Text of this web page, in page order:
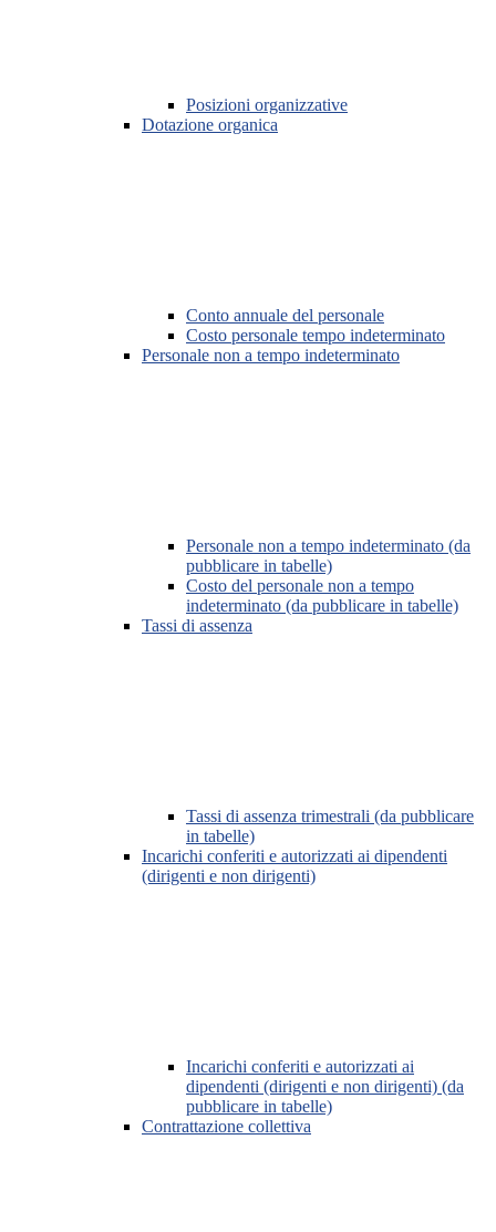
Posizioni organizzative
Dotazione organica
Conto annuale del personale
Costo personale tempo indeterminato
Personale non a tempo indeterminato
Personale non a tempo indeterminato (da
pubblicare in tabelle)
Costo del personale non a tempo
indeterminato (da pubblicare in tabelle)
Tassi di assenza
Tassi di assenza trimestrali (da pubblicare
in tabelle)
Incarichi conferiti e autorizzati ai dipendenti
(dirigenti e non dirigenti)
Incarichi conferiti e autorizzati ai
dipendenti (dirigenti e non dirigenti) (da
pubblicare in tabelle)
Contrattazione collettiva